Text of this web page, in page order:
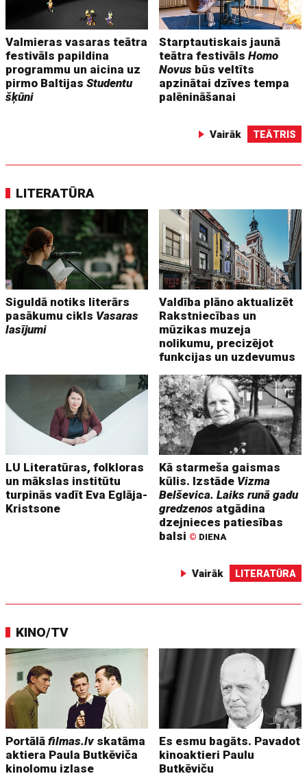
Valmieras vasaras teātra
festivāls papildina
programmu un aicina uz
pirmo BaltijasStudentu
šķūni
Starptautiskais jaunā
teātra festivālsHomo
Novus būs veltīts
apzinātai dzīves tempa
palēnināšanai
Vairāk TEĀTRIS
LITERATŪRA
Siguldā notiks literārs
pasākumu cikls Vasaras
lasījumi
Valdība plāno aktualizēt
Rakstniecības un
mūzikas muzeja
nolikumu, precizējot
funkcijas un uzdevumus
LU Literatūras, folkloras
un mākslas institūtu
turpinās vadīt Eva Eglāja-
Kristsone
Kā starmeša gaismas
kūlis. Izstāde Vizma
Belševica. Laiks runā gadu
gredzenos atgādina
dzejnieces patiesības
balsi © DIENA
Vairāk LITERATŪRA
KINO/TV
Portālāfilmas.lv skatāma
aktiera Paula Butkēviča
kinolomu izlase
Es esmu bagāts. Pavadot
kinoaktieri Paulu
Butkēviču